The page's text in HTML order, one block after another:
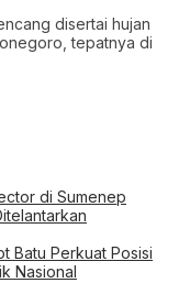
disertai hujan
tepatnya di
di Sumenep
Batu Perkuat Posisi
Nasional